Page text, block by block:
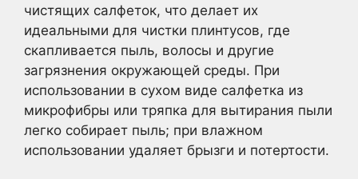
чистящих салфеток, что делает их
идеальными для чистки плинтусов, где
скапливается пыль, волосы и другие
загрязнения окружающей среды. При
использовании в сухом виде салфетка из
микрофибры или тряпка для вытирания пыли
легко собирает пыль; при влажном
использовании удаляет брызги и потертости.